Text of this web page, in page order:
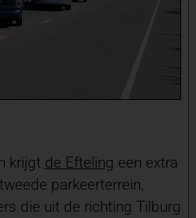
krijgt de Efteling een extra
parkeerterrein,
die uit de richting Tilburg